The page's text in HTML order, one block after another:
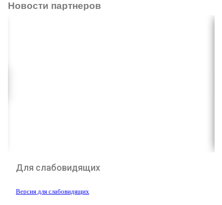
Новости партнеров
Для слабовидящих
Версия для слабовидящих